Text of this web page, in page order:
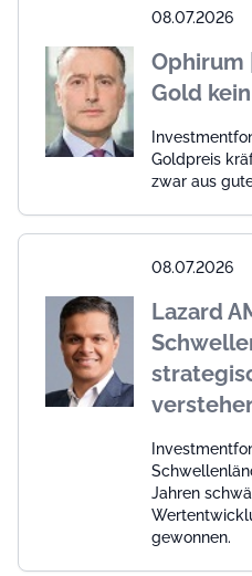
08.07.2026
Ophirum
Gold
Goldpreis
zwar aus
08.07.2026
Lazard
Jahren
gewonnen.